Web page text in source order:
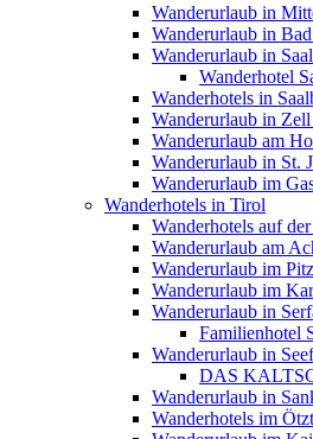
Wanderurlaub in
Wanderurlaub in
Wanderurlaub in
Wanderhotel
Wanderhotels in
Wanderurlaub in
Wanderurlaub am
Wanderurlaub in St.
Wanderurlaub im
Wanderhotels in Tirol
Wanderhotels auf
Wanderurlaub am
Wanderurlaub im
Wanderurlaub im
Wanderurlaub in
Familienhotel
Wanderurlaub in
DAS
Wanderurlaub in
Wanderhotels im